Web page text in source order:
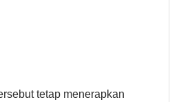
tetap menerapkan